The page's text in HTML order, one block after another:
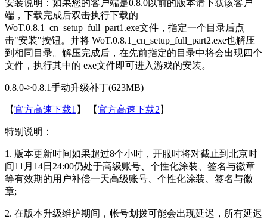
安装说明：如果您的客户端是0.8.0以前的版本请下载该客户
端，下载完成后双击执行下载的
WoT.0.8.1_cn_setup_full_part1.exe文件，指定一个目录后点
击"安装"按钮。并将 WoT.0.8.1_cn_setup_full_part2.exe也解压
到相同目录。解压完成后，在先前指定的目录中将会出现四个
文件，执行其中的 exe文件即可进入游戏的安装。
0.8.0->0.8.1手动升级补丁(623MB)
【官方高速下载1 】 【官方高速下载2 】
特别说明：
1. 版本更新时间如果超过8个小时，开服时将对截止到北京时
间11月14日24:00仍处于高级账号、个性化涂装、签名与徽章
等有效期的用户补偿一天高级账号、个性化涂装、签名与徽
章;
2. 在版本升级维护期间，帐号划拨可能会出现延迟，所有延迟